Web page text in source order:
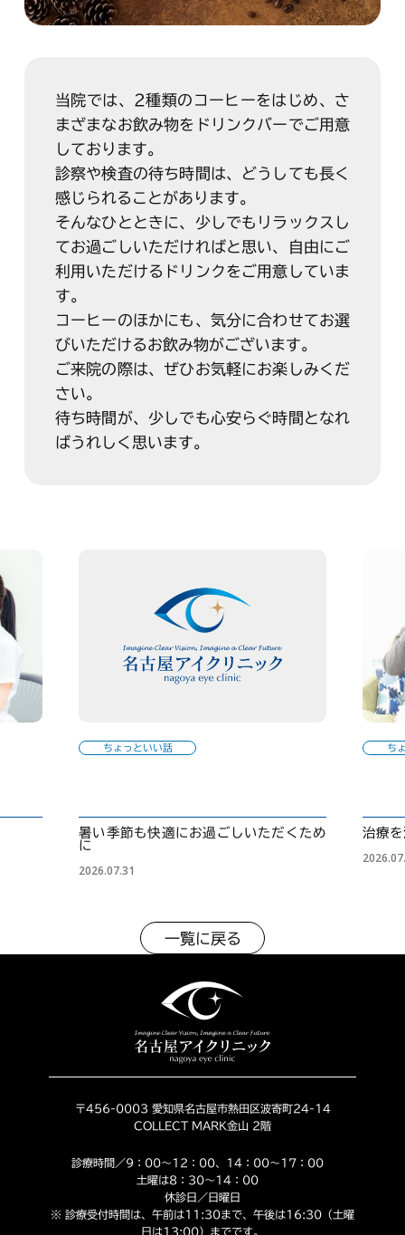
当院では、2種類のコーヒーをはじめ、さ
まざまなお飲み物をドリンクバーでご用意
しております。
診察や検査の待ち時間は、どうしても長く
感じられることがあります。
そんなひとときに、少しでもリラックスし
てお過ごしいただければと思い、自由にご
利用いただけるドリンクをご用意していま
す。
コーヒーのほかにも、気分に合わせてお選
びいただけるお飲み物がございます。
ご来院の際は、ぜひお気軽にお楽しみくだ
さい。
待ち時間が、少しでも心安らぐ時間となれ
ばうれしく思います。
ちょっといい話
暑い季節も快適にお過ごしいただくため
に
2026.07.31
ち
治療
一覧に戻る
〒456-0003 愛知県名古屋市熱田区波寄町24-14
COLLECT MARK金山 2階
診療時間／9：00～12：00、14：00～17：00
土曜は8：30～14：00
休診日／日曜日
※ 診療受付時間は、午前は11:30まで、午後は16:30（土曜
日は13:00）までです。